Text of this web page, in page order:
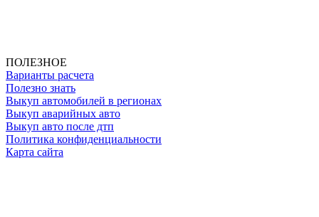
ПОЛЕЗНОЕ
Варианты расчета
Полезно знать
Выкуп автомобилей в регионах
Выкуп аварийных авто
Выкуп авто после дтп
Политика конфиденциальности
Карта сайта